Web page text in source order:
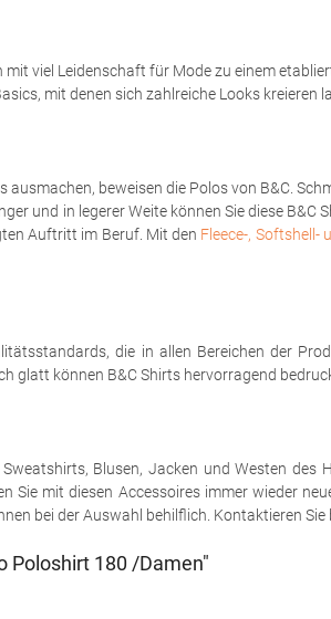
viel Leidenschaft für Mode zu einem
mit denen sich zahlreiche Looks kreieren
ausmachen, beweisen die Polos von B&C.
und in legerer Weite können Sie diese
Auftritt im Beruf. Mit den Fleece-, Softshell-
die in allen Bereichen der
glatt können B&C Shirts hervorragend
Blusen, Jacken und Westen des
Sie mit diesen Accessoires immer wieder
bei der Auswahl behilflich. Kontaktieren
Poloshirt 180 /Damen"